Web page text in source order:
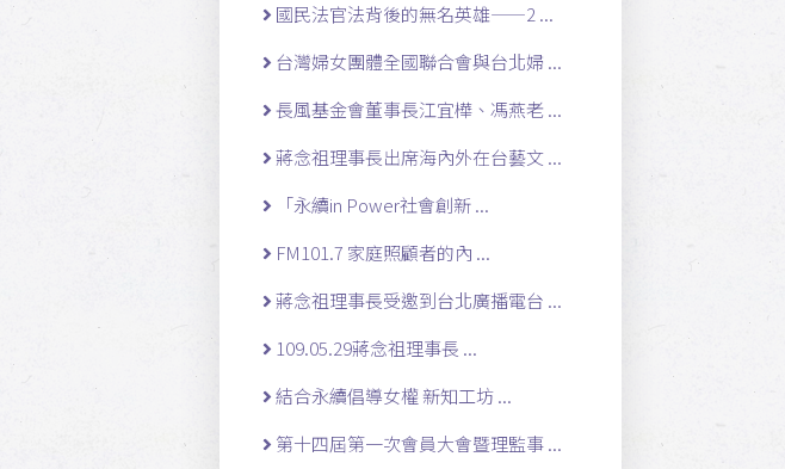
國民法官法背後的無名英雄——2 ...
台灣婦女團體全國聯合會與台北婦 ...
長風基金會董事長江宜樺、馮燕老 ...
蔣念祖理事長出席海內外在台藝文 ...
「永續in Power社會創新 ...
FM101.7 家庭照顧者的內 ...
蔣念祖理事長受邀到台北廣播電台 ...
109.05.29蔣念祖理事長 ...
結合永續倡導女權 新知工坊 ...
第十四屆第一次會員大會暨理監事 ...